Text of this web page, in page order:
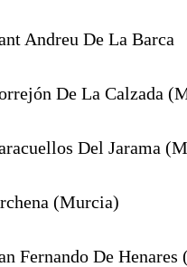
Andreu De La Barca
De La Calzada
Del Jarama
(Murcia)
Fernando De